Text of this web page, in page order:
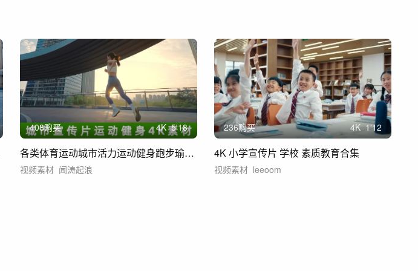
408购买 4K 5'18
各类体育运动城市活力运动健身跑步瑜伽足球
视频素材 闻涛起浪
236购买 4K 1'12
4K 小学宣传片 学校 素质教育合集
视频素材 leeoom